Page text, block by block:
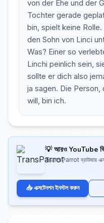
von der Ehe und der
Tochter gerade
bin, spielt keine
den Sohn von Linci
Was? Einer so
Linchi peinlich sein,
sollte er dich also
ja sagen. Die Person,
will, bin ich.
💡 আরও YouTube
TransParrot ব্রাউজার
📥 এক্সটেনশন ইনস্টল করুন